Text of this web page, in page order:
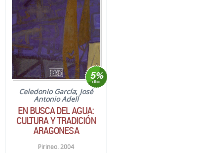
Celedonio García; José
Antonio Adell
EN BUSCA DEL AGUA:
CULTURA Y TRADICIÓN
ARAGONESA
Pirineo. 2004